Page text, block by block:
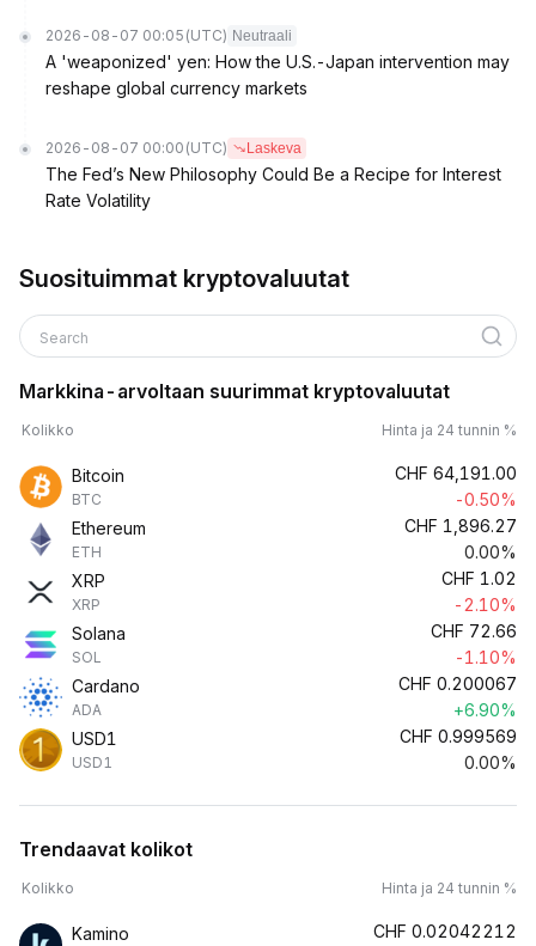
2026-08-07 00:05 (UTC) Neutraali
A 'weaponized' yen: How the U.S.-Japan intervention may
reshape global currency markets
2026-08-07 00:00 (UTC) Laskeva
The Fed’s New Philosophy Could Be a Recipe for Interest
Rate Volatility
Suosituimmat kryptovaluutat
Search
Markkina-arvoltaan suurimmat kryptovaluutat
Kolikko Hinta ja 24 tunnin %
Bitcoin
BTC
CHF 64,191.00
-0.50%
Ethereum
ETH
CHF 1,896.27
0.00%
XRP
XRP
CHF 1.02
-2.10%
Solana
SOL
CHF 72.66
-1.10%
Cardano
ADA
CHF 0.200067
+6.90%
USD1
USD1
CHF 0.999569
0.00%
Trendaavat kolikot
Kolikko Hinta ja 24 tunnin %
Kamino CHF 0.02042212